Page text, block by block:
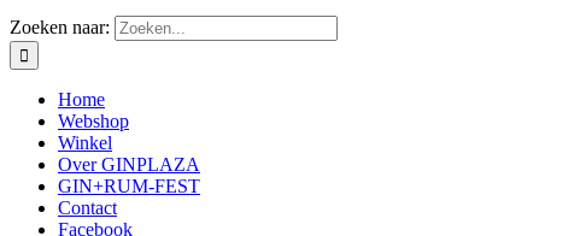
Zoeken naar:
Home
Webshop
Winkel
Over GINPLAZA
GIN+RUM-FEST
Contact
Facebook